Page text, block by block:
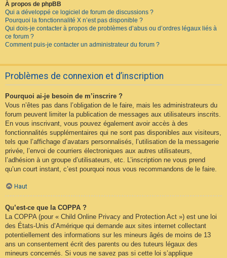
À propos de phpBB
Qui a développé ce logiciel de forum de discussions ?
Pourquoi la fonctionnalité X n’est pas disponible ?
Qui dois-je contacter à propos de problèmes d’abus ou d’ordres légaux liés à
ce forum ?
Comment puis-je contacter un administrateur du forum ?
Problèmes de connexion et d’inscription
Pourquoi ai-je besoin de m’inscrire ?
Vous n’êtes pas dans l’obligation de le faire, mais les administrateurs du
forum peuvent limiter la publication de messages aux utilisateurs inscrits.
En vous inscrivant, vous pouvez également avoir accès à des
fonctionnalités supplémentaires qui ne sont pas disponibles aux visiteurs,
tels que l’affichage d’avatars personnalisés, l’utilisation de la messagerie
privée, l’envoi de courriers électroniques aux autres utilisateurs,
l’adhésion à un groupe d’utilisateurs, etc. L’inscription ne vous prend
qu’un court instant, c’est pourquoi nous vous recommandons de le faire.
Haut
Qu’est-ce que la COPPA ?
La COPPA (pour « Child Online Privacy and Protection Act ») est une loi
des États-Unis d’Amérique qui demande aux sites internet collectant
potentiellement des informations sur les mineurs âgés de moins de 13
ans un consentement écrit des parents ou des tuteurs légaux des
mineurs concernés. Si vous ne savez pas si cette loi s’applique